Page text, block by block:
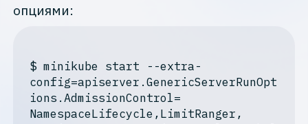
опциями:
$ minikube start --extra-
config=apiserver.GenericServerRunOpt
ions.AdmissionControl=
NamespaceLifecycle,LimitRanger,